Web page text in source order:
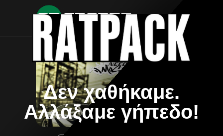
Δεν χαθήκαμε.
Αλλάξαμε γήπεδο!